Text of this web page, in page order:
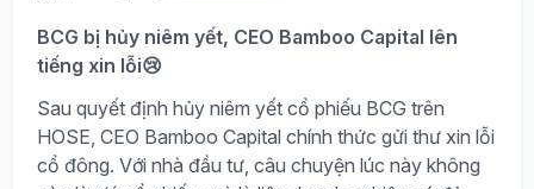
BCG bị hủy niêm yết, CEO Bamboo Capital lên
tiếng xin lỗi😢
Sau quyết định hủy niêm yết cổ phiếu BCG trên
HOSE, CEO Bamboo Capital chính thức gửi thư xin lỗi
cổ đông. Với nhà đầu tư, câu chuyện lúc này không